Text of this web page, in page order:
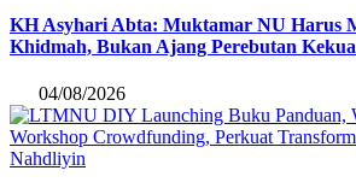
KH Asyhari Abta: Muktamar NU Harus
Khidmah, Bukan Ajang Perebutan
04/08/2026
Nahdliyin